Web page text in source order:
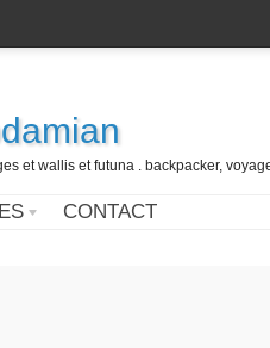
et wallis et futuna . backpacker,
CONTACT